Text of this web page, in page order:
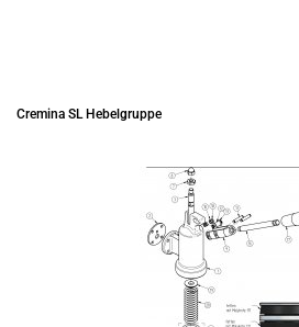
Cremina SL Hebelgruppe